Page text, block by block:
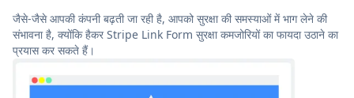
जैसे-जैसे आपकी कंपनी बढ़ती जा रही है, आपको सुरक्षा की समस्याओं में भाग लेने की
संभावना है, क्योंकि हैकर Stripe Link Form सुरक्षा कमजोरियों का फायदा उठाने का
प्रयास कर सकते हैं।